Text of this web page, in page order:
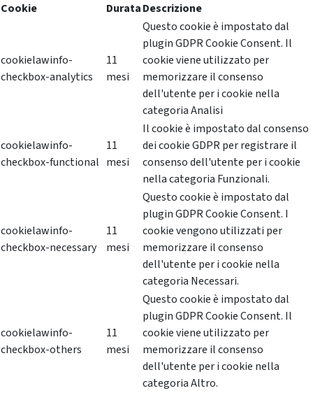
Cookie
DurataDescrizione
cookielawinfo-
checkbox-analytics
11
mesi
Questo cookie è impostato dal
plugin GDPR Cookie Consent. Il
cookie viene utilizzato per
memorizzare il consenso
dell'utente per i cookie nella
categoria Analisi
cookielawinfo-
checkbox-functional
11
mesi
Il cookie è impostato dal consenso
dei cookie GDPR per registrare il
consenso dell'utente per i cookie
nella categoria Funzionali.
cookielawinfo-
checkbox-necessary
11
mesi
Questo cookie è impostato dal
plugin GDPR Cookie Consent. I
cookie vengono utilizzati per
memorizzare il consenso
dell'utente per i cookie nella
categoria Necessari.
cookielawinfo-
checkbox-others
11
mesi
Questo cookie è impostato dal
plugin GDPR Cookie Consent. Il
cookie viene utilizzato per
memorizzare il consenso
dell'utente per i cookie nella
categoria Altro.